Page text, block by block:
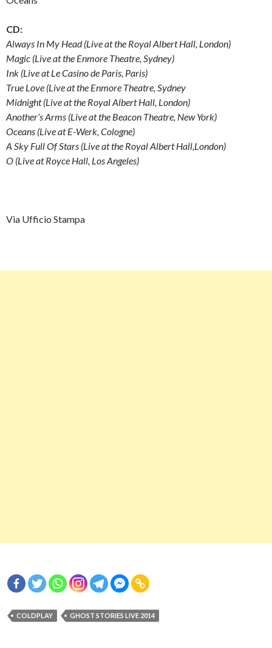
CD:
Always In My Head (Live at the Royal Albert Hall, London)
Magic (Live at the Enmore Theatre, Sydney)
Ink (Live at Le Casino de Paris, Paris)
True Love (Live at the Enmore Theatre, Sydney
Midnight (Live at the Royal Albert Hall, London)
Another’s Arms (Live at the Beacon Theatre, New York)
Oceans (Live at E-Werk, Cologne)
A Sky Full Of Stars (Live at the Royal Albert Hall,London)
O (Live at Royce Hall, Los Angeles)
Via Ufficio Stampa
COLDPLAY GHOST STORIES LIVE 2014